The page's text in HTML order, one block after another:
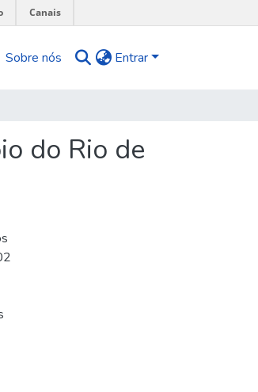
Canais
Sobre nós Entrar
do Rio de